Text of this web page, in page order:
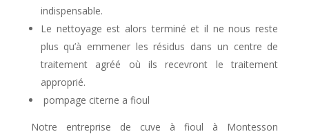
indispensable.
Le nettoyage est alors terminé et il ne nous reste
plus qu’à emmener les résidus dans un centre de
traitement agréé où ils recevront le traitement
approprié.
pompage citerne a fioul
Notre entreprise de cuve à fioul à Montesson